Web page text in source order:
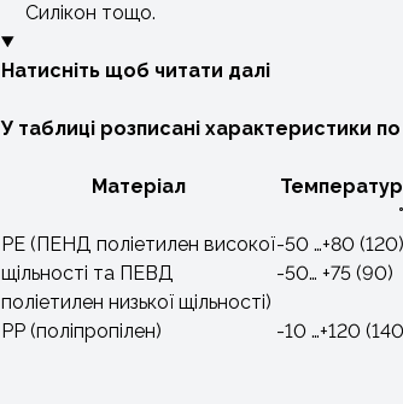
Силікон тощо.
Натисніть щоб читати далі
У таблиці розписані характеристики
Матеріал
PE (ПЕНД поліетилен високої
щільності та ПЕВД
поліетилен низької щільності)
-50 …+80 (120)
-50… +75 (90)
РР (поліпропілен) -10 …+120